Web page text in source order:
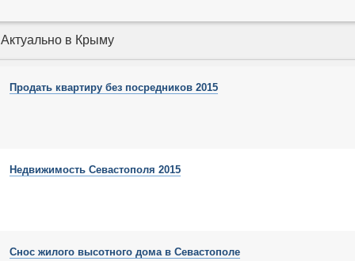
Актуально в Крыму
Продать квартиру без посредников 2015
Недвижимость Севастополя 2015
Снос жилого высотного дома в Севастополе